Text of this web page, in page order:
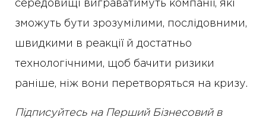
середовищі виграватимуть компанії, які
зможуть бути зрозумілими, послідовними,
швидкими в реакції й достатньо
технологічними, щоб бачити ризики
раніше, ніж вони перетворяться на кризу.
Підписуйтесь на Перший Бізнесовий в